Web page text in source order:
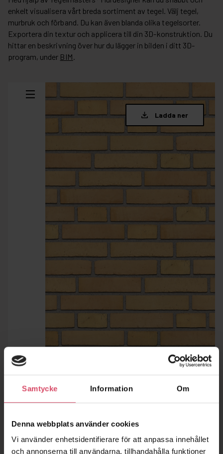
Samtycke Information Om
Denna webbplats använder cookies
Vi använder enhetsidentifierare för att anpassa innehållet
och annonserna till användarna, tillhandahålla funktioner
enkelt visualisera vårt breda sortiment av tegel. Välj tegel,
murbruk och förband. Du kan även blanda olika tegelsorter.
Exportera din textur och applicera till din 3D-konstruktion. Du
hittar en beskrivning över hur du lägger in bilden i ditt 3D-
program, under BIM.